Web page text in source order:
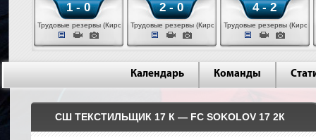
1 - 0
Трудовые резервы (Киров)
2 - 0
Трудовые резервы (Киров)
4 - 2
Трудовые резервы (Киров)
Календарь Команды
СШ ТЕКСТИЛЬЩИК 17 К — FC SOKOLOV 17 2К